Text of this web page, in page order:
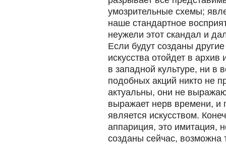
умозрительные схемы;
наше стандартное
неужели этот скандал и
Если будут созданы
искусства отойдет в
в западной культуре, ни в
подобных акций никто не
актуальны, они не
выражает нерв времени, и
является искусством.
аппариция, это имитация,
созданы сейчас, возможна